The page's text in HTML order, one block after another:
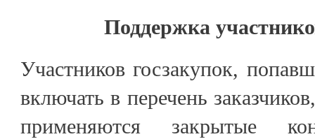
Поддержка
Участников госзакупок,
включать в перечень
применяются закрытые